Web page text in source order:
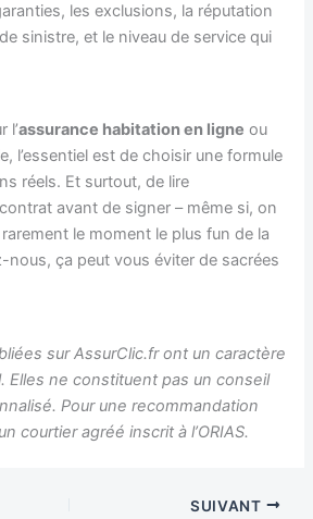
les exclusions, la réputation
sinistre, et le niveau de service qui
l’assurance habitation en ligne ou
l’essentiel est de choisir une formule
réels. Et surtout, de lire
avant de signer – même si, on
rarement le moment le plus fun de la
nous, ça peut vous éviter de sacrées
sur AssurClic.fr ont un caractère
Elles ne constituent pas un conseil
Pour une recommandation
courtier agréé inscrit à l’ORIAS.
SUIVANT